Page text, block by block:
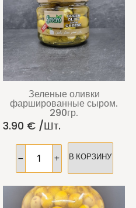
Зеленые оливки
фаршированные сыром.
290гр.
3.90 € /шт.
В КОРЗИНУ